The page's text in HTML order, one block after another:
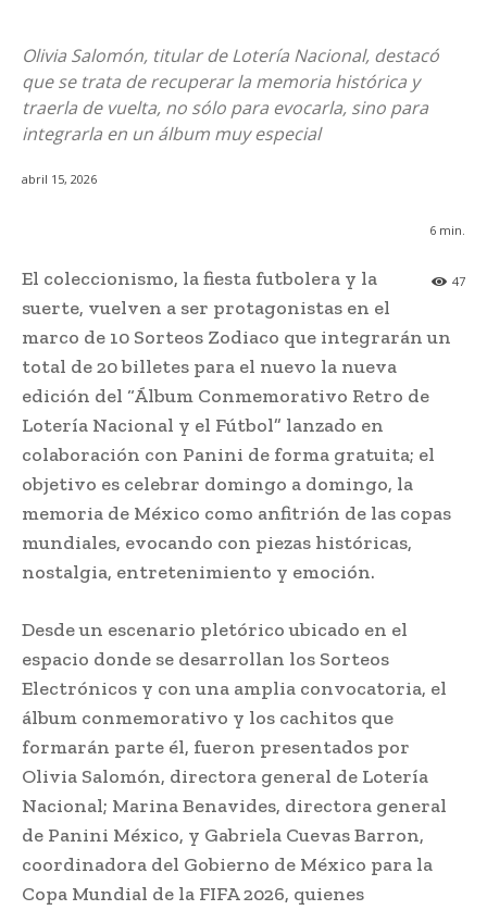
Olivia Salomón, titular de Lotería Nacional, destacó
que se trata de recuperar la memoria histórica y
traerla de vuelta, no sólo para evocarla, sino para
integrarla en un álbum muy especial
abril 15, 2026
6 min.
47
El coleccionismo, la fiesta futbolera y la
suerte, vuelven a ser protagonistas en el
marco de 10 Sorteos Zodiaco que integrarán un
total de 20 billetes para el nuevo la nueva
edición del “Álbum Conmemorativo Retro de
Lotería Nacional y el Fútbol” lanzado en
colaboración con Panini de forma gratuita; el
objetivo es celebrar domingo a domingo, la
memoria de México como anfitrión de las copas
mundiales, evocando con piezas históricas,
nostalgia, entretenimiento y emoción.
Desde un escenario pletórico ubicado en el
espacio donde se desarrollan los Sorteos
Electrónicos y con una amplia convocatoria, el
álbum conmemorativo y los cachitos que
formarán parte él, fueron presentados por
Olivia Salomón, directora general de Lotería
Nacional; Marina Benavides, directora general
de Panini México, y Gabriela Cuevas Barron,
coordinadora del Gobierno de México para la
Copa Mundial de la FIFA 2026, quienes